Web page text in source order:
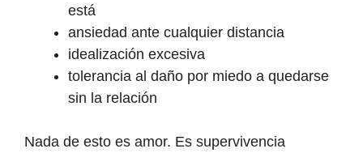
está
ansiedad ante cualquier distancia
idealización excesiva
tolerancia al daño por miedo a quedarse
sin la relación
Nada de esto es amor. Es supervivencia